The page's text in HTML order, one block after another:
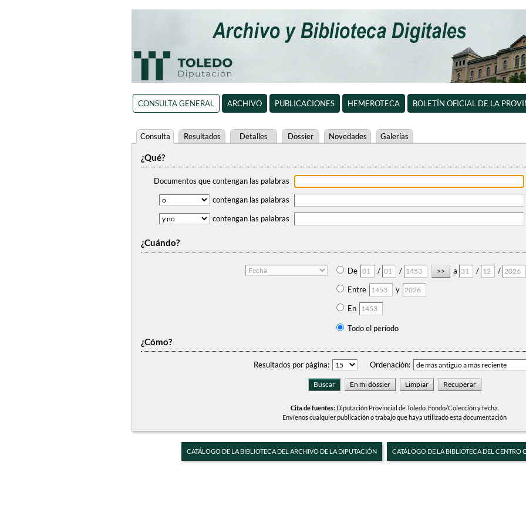
CONSULTA GENERAL ARCHIVO PUBLICACIONES HEMEROTECA BOLETÍN OFICIAL DE LA
Consulta Resultados Detalles Dossier Novedades Galerías
¿Qué?
Documentos que contengan las palabras
contengan las palabras
contengan las palabras
¿Cuándo?
De / / a /
/
Entre
y
En
Todo el período
¿Cómo?
Resultados por página: Ordenación:
Cita de fuentes:Diputación Provincial de Toledo. Fondo/Colección y fecha.
Envíenos cualquier publicación o trabajo que haya utilizado esta documentación
CATÁLOGO DE LA BIBLIOTECA DEL ARCHIVO DE LA DIPUTACIÓN CATÁLOGO DE LA BIBLIOTECA DEL CENTRO